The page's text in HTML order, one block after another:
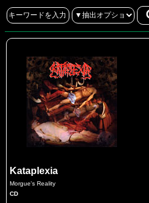
Kataplexia
Morgue's Reality
CD